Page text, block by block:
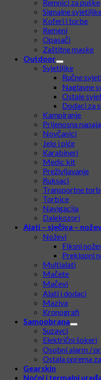
Narukvice
Oznake
Lisice / okovi
Štitnici
Remnici za puške
Signalne svjetiljke
Koferi i torbe
Remeni
Opasači
Zaštitne maske
Outdoor
Svjetiljke
Ručne
Naglavne
Ostale
Dodaci za
Kampiranje
Prijenosna
Novčanici
Jelo i piće
Karabineri
Medic kit
Preživljavanje
Ruksaci
Transportne
Torbice
Navigacija
Dalekozori
Alati – sječiva – noževi
Noževi
Fiksni noževi
Preklopni
Multialati
Mačete
Mačevi
Alati i dodaci
Maziva
Kronografi
Samoobrana
Suzavci
Električni šokeri